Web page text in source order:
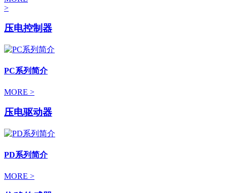
>
压电控制器
PC系列简介
MORE >
压电驱动器
PD系列简介
MORE >